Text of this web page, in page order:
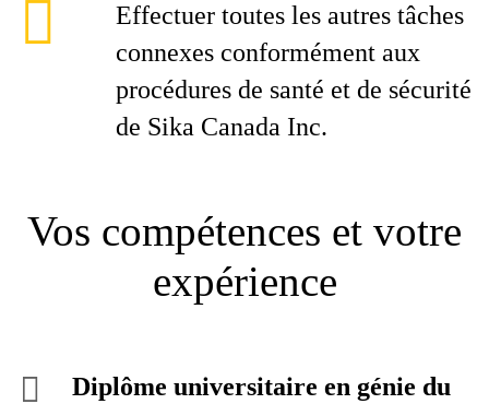
Effectuer toutes les autres tâches
connexes conformément aux
procédures de santé et de sécurité
de Sika Canada Inc.
Vos compétences et votre
expérience
Diplôme universitaire en génie du